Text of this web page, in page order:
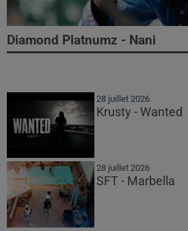
Diamond Platnumz - Nani
28 juillet 2026
Krusty - Wanted
28 juillet 2026
SFT - Marbella